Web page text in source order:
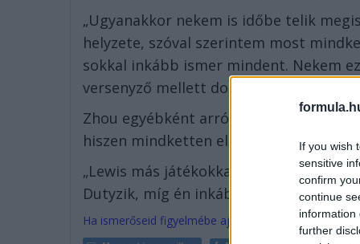
If you wish
sensitive
confirm
continue
information
further
„Ugyanakkor nekem is időbe telik
helyzete, szóval szerintem most
sokkal inkább ismer mindent. Nekem
versenyző mellett dolgozhatok.”
Zhou egyébként arról is kapott
hiszen mindketten előszeretettel űzik
„Lewis más játékokkal játszik, ő
Dutyzik, míg én inkább PC-n játszom a
Ha ismerőseid figyelmébe ajánlanád a cikket,